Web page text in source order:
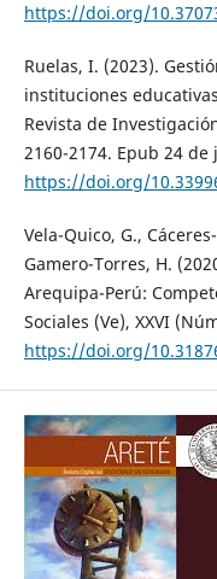
https://doi.org/
Ruelas, I. (2023).
instituciones
Revista de
2160-2174. Epub 24 de
https://doi.org/
Vela-Quico, G.,
Gamero-Torres, H.
Arequipa-Perú:
Sociales (Ve), XXVI
https://doi.org/